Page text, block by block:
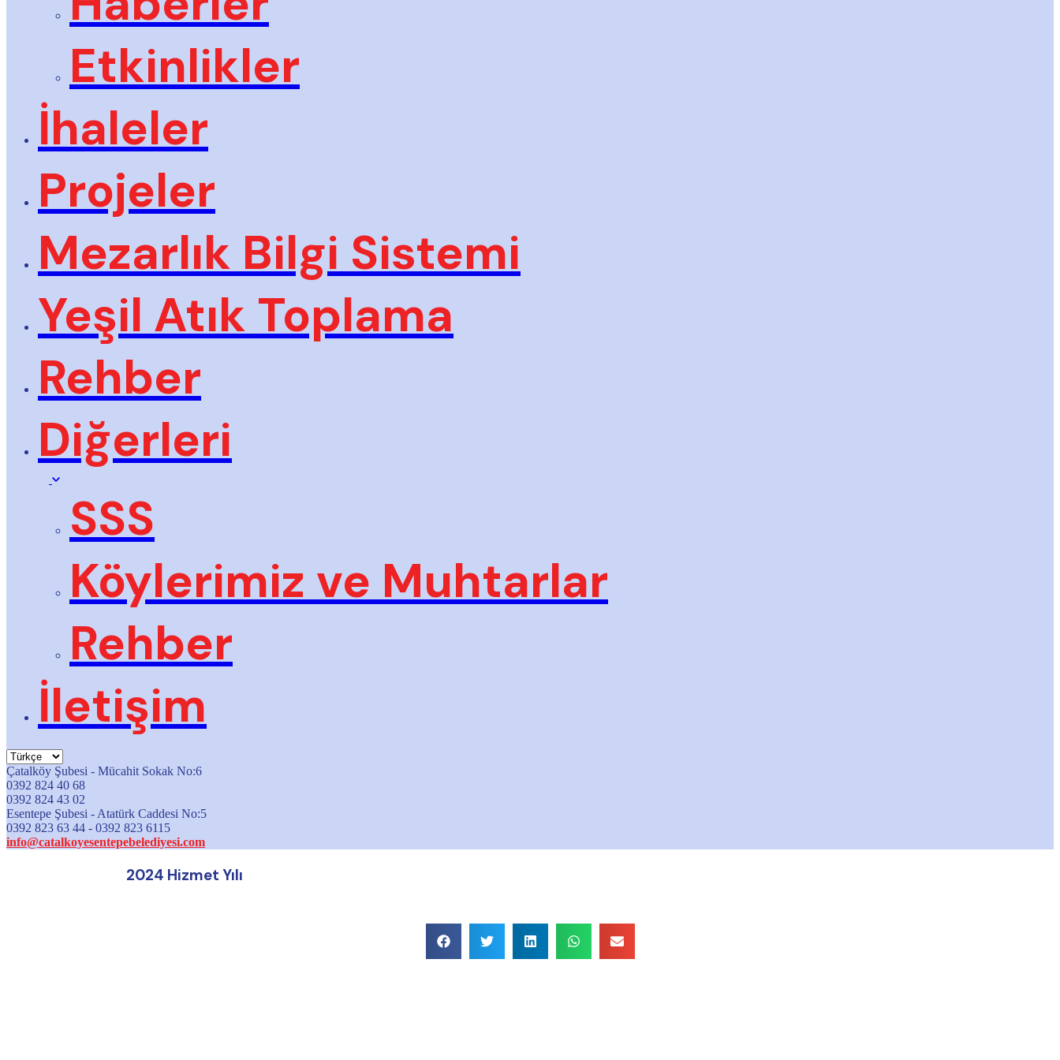
Etkinlikler
İhaleler
Projeler
Mezarlık Bilgi Sistemi
Yeşil Atık Toplama
Rehber
Diğerleri
SSS
Köylerimiz ve Muhtarlar
Rehber
İletişim
Çatalköy Şubesi - Mücahit Sokak No:6
0392 824 40 68
0392 824 43 02
Esentepe Şubesi - Atatürk Caddesi No:5
0392 823 63 44 - 0392 823 6115
info@catalkoyesentepebelediyesi.com
2024 Hizmet Yılı